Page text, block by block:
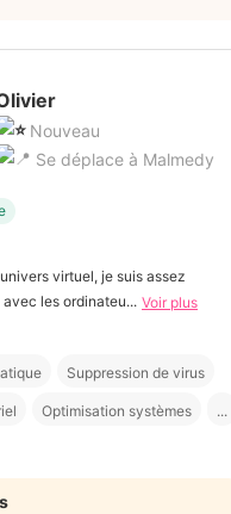
Nouveau
Se déplace à Malmedy
virtuel, je suis assez
les ordinateu... Voir plus
Suppression de virus
Optimisation systèmes ...